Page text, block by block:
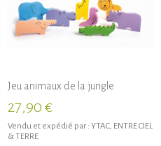
Jeu animaux de la jungle
27,90 €
Vendu et expédié par : YTAC, ENTRE CIEL
& TERRE